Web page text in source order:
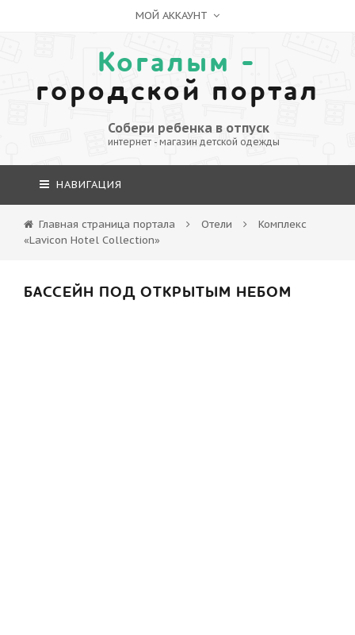
МОЙ АККАУНТ
Когалым -
городской портал
Собери ребенка в отпуск
интернет - магазин детской одежды
НАВИГАЦИЯ
Главная страница портала Отели
Комплекс
«Lavicon Hotel Collection»
БАССЕЙН ПОД ОТКРЫТЫМ НЕБОМ